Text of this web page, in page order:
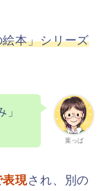
本」シリーズ
葉っぱ
表現され、別の